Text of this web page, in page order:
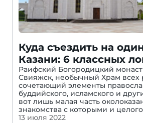
Куда съездить на
Казани: 6 классных
Раифский Богородицкий
Свияжск, необычный Храм всех
сочетающий элементы
буддийского, исламского и
вот лишь малая часть
знакомства с которыми и
13 июля 2022